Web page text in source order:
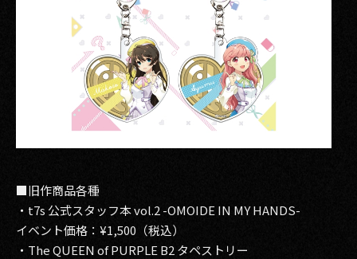
■旧作商品各種
・t7s 公式スタッフ本 vol.2 -OMOIDE IN MY HANDS-
イベント価格：¥1,500（税込）
・The QUEEN of PURPLE B2 タペストリー